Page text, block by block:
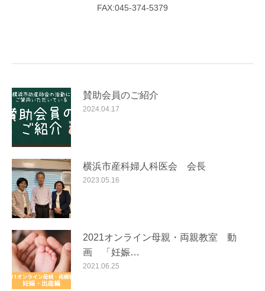
FAX:045-374-5379
賛助会員のご紹介
2024.04.17
横浜市産科婦人科医会 会長
2023.05.16
2021オンライン母親・両親教室 動
画 「妊娠…
2021.06.25